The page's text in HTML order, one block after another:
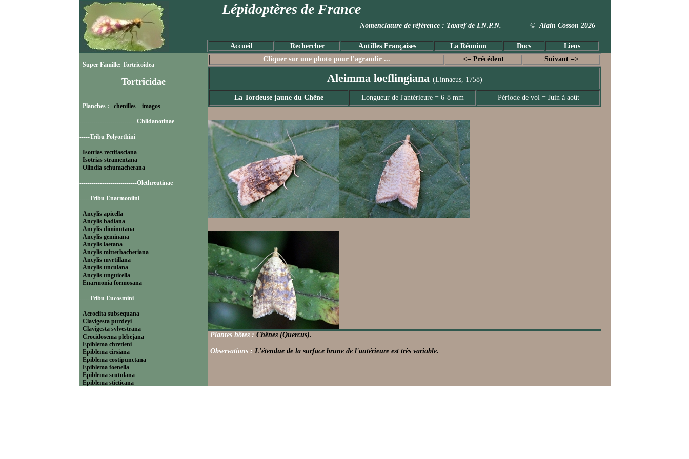
Lépidoptères de France
Nomenclature de référence : Taxref de I.N.P.N. © Alain Cosson 2026
Accueil Rechercher Antilles Françaises La Réunion Docs Liens
Super Famille: Tortricoidea
Tortricidae
Planches : chenilles imagos
----------------------------Chlidanotinae
-----Tribu Polyorthini
Isotrias rectifasciana
Isotrias stramentana
Olindia schumacherana
----------------------------Olethreutinae
-----Tribu Enarmoniini
Ancylis apicella
Ancylis badiana
Ancylis diminutana
Ancylis geminana
Ancylis laetana
Ancylis mitterbacheriana
Ancylis myrtillana
Ancylis unculana
Ancylis unguicella
Enarmonia formosana
-----Tribu Eucosmini
Acroclita subsequana
Clavigesta purdeyi
Clavigesta sylvestrana
Crocidosema plebejana
Epiblema chretieni
Epiblema cirsiana
Epiblema costipunctana
Epiblema foenella
Epiblema scutulana
Epiblema sticticana
Cliquer sur une photo pour l'agrandir ... <= Précédent Suivant =>
Aleimma loeflingiana (Linnaeus, 1758)
La Tordeuse jaune du Chêne Longueur de l'antérieure = 6-8 mm Période de vol = Juin à août
Plantes hôtes : Chênes (Quercus).
Observations : L'étendue de la surface brune de l'antérieure est très variable.